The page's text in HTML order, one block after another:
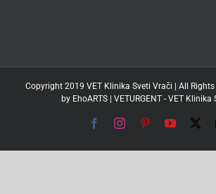
Copyright 2019 VET Klinika Sveti Vrači | All Rights
by EhoARTS | VETURGENT - VET Klinika
FacebookInstagramPinterestYouTube